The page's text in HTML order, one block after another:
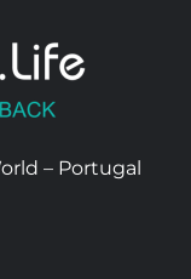
– Portugal